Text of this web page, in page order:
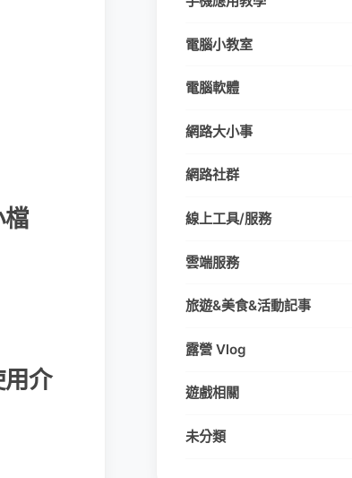
介
電腦小教室
電腦軟體
網路大小事
網路社群
線上工具/服務
雲端服務
旅遊&美食&活動記事
露營 Vlog
遊戲相關
未分類